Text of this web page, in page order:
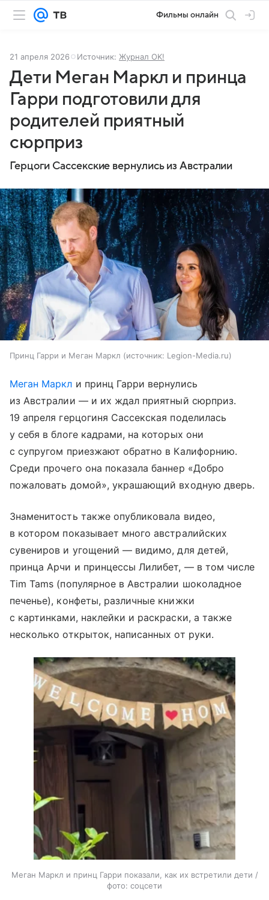
Фильмы онлайн
21 апреля 2026 Источник: Журнал OK!
Дети Меган Маркл и принца
Гарри подготовили для
родителей приятный
сюрприз
Герцоги Сассекские вернулись из Австралии
Принц Гарри и Меган Маркл источник: Legion-Media.ru
Меган Маркл и принц Гарри вернулись
из Австралии — и их ждал приятный сюрприз.
19 апреля герцогиня Сассекская поделилась
у себя в блоге кадрами, на которых они
с супругом приезжают обратно в Калифорнию.
Среди прочего она показала баннер «Добро
пожаловать домой», украшающий входную дверь.
Знаменитость также опубликовала видео,
в котором показывает много австралийских
сувениров и угощений — видимо, для детей,
принца Арчи и принцессы Лилибет, — в том числе
Tim Tams (популярное в Австралии шоколадное
печенье), конфеты, различные книжки
с картинками, наклейки и раскраски, а также
несколько открыток, написанных от руки.
Меган Маркл и принц Гарри показали, как их встретили дети /
фото: соцсети